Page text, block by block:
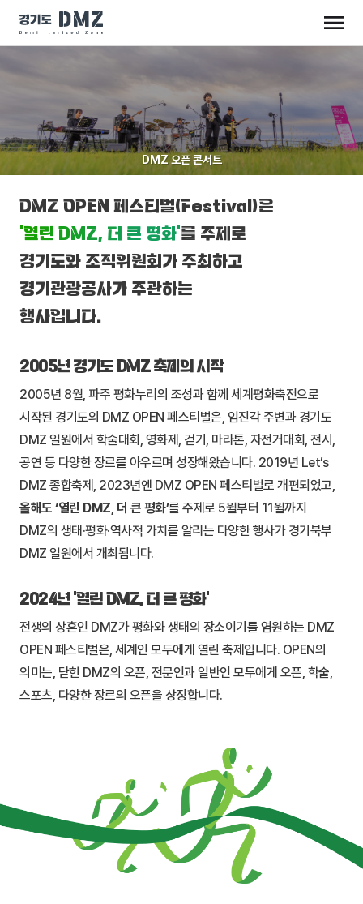
DMZ 오픈 콘서트
DMZ OPEN 페스티벌(Festival)은
‘열린 DMZ, 더 큰 평화’ 를 주제로
경기도와 조직위원회가 주최하고
경기관광공사가 주관하는
행사입니다.
2005년 경기도 DMZ 축제의 시작
2005년 8월, 파주 평화누리의 조성과 함께 세계평화축전으로
시작된 경기도의 DMZ OPEN 페스티벌은, 임진각 주변과 경기도
DMZ 일원에서 학술대회, 영화제, 걷기, 마라톤, 자전거대회, 전시,
공연 등 다양한 장르를 아우르며 성장해왔습니다. 2019년 Let’s
DMZ 종합축제, 2023년엔 DMZ OPEN 페스티벌로 개편되었고,
올해도 ‘열린 DMZ, 더 큰 평화’를 주제로 5월부터 11월까지
DMZ의 생태·평화·역사적 가치를 알리는 다양한 행사가 경기북부
DMZ 일원에서 개최됩니다.
2024년 ‘열린 DMZ, 더 큰 평화’
전쟁의 상흔인 DMZ가 평화와 생태의 장소이기를 염원하는 DMZ
OPEN 페스티벌은, 세계인 모두에게 열린 축제입니다. OPEN의
의미는, 닫힌 DMZ의 오픈, 전문인과 일반인 모두에게 오픈, 학술,
스포츠, 다양한 장르의 오픈을 상징합니다.